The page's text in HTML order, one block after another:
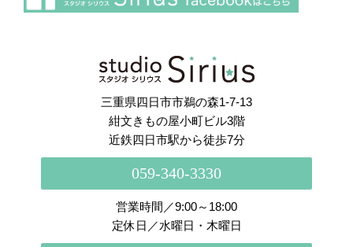
Instagram でフォロー
三重県四日市市鵜の森1-7-13
紺文きもの屋小町ビル3階
近鉄四日市駅から徒歩7分
059-340-3330
営業時間／9:00～18:00
定休日／水曜日・木曜日